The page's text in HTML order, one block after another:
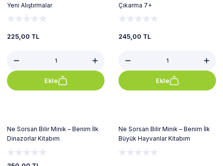
Yeni Alıştırmalar
225,00 TL
Ekle
Çıkarma 7+
245,00 TL
Ekle
Ne Sorsan Bilir Minik – Benim İlk
Dinazorlar Kitabım
Ne Sorsan Bilir Minik – Benim İlk
Büyük Hayvanlar Kitabım